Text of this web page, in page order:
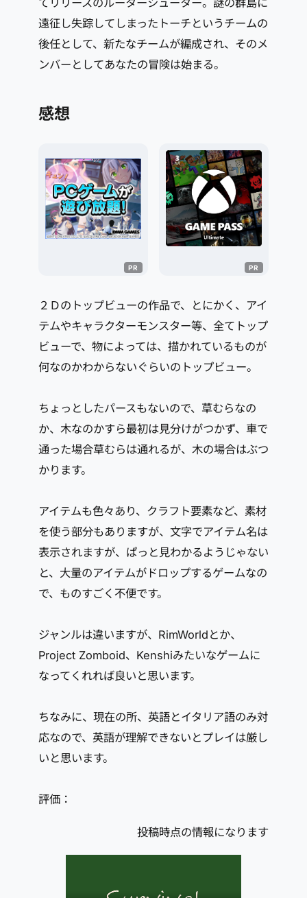
てリリースのルーターシューター。謎の群島に
遠征し失踪してしまったトーチというチームの
後任として、新たなチームが編成され、そのメ
ンバーとしてあなたの冒険は始まる。
感想
２Ｄのトップビューの作品で、とにかく、アイ
テムやキャラクターモンスター等、全てトップ
ビューで、物によっては、描かれているものが
何なのかわからないぐらいのトップビュー。
ちょっとしたパースもないので、草むらなの
か、木なのかすら最初は見分けがつかず、車で
通った場合草むらは通れるが、木の場合はぶつ
かります。
アイテムも色々あり、クラフト要素など、素材
を使う部分もありますが、文字でアイテム名は
表示されますが、ぱっと見わかるようじゃない
と、大量のアイテムがドロップするゲームなの
で、ものすごく不便です。
ジャンルは違いますが、RimWorldとか、
Project Zomboid、Kenshiみたいなゲームに
なってくれれば良いと思います。
ちなみに、現在の所、英語とイタリア語のみ対
応なので、英語が理解できないとプレイは厳し
いと思います。
評価：
投稿時点の情報になります